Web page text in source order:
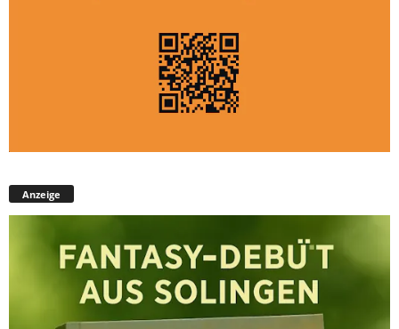
Anzeige